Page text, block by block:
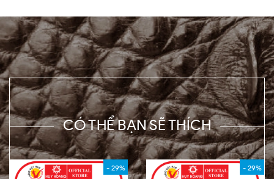
CÓ THỂ BẠN SẼ THÍCH
- 29% - 29%